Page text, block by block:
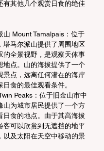
有其他几个观赏日食的绝佳
山 Mount Tamalpais：位于
塔马尔派山提供了周围地区
的全景视野，是观察天体事
地点。山的海拔提供了一个
景点，远离任何潜在的海岸
日食的最佳观看条件。
Peaks：位于旧金山市中
山为城市居民提供了一个方
日食的地点。由于其高海拔
客可以欣赏到无遮挡的地平
以及太阳在天空中移动的景